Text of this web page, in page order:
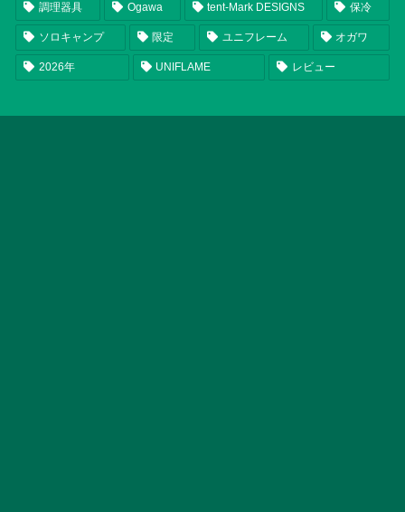
調理器具 Ogawa tent-Mark DESIGNS 保冷
ソロキャンプ 限定 ユニフレーム オガワ
2026年 UNIFLAME レビュー